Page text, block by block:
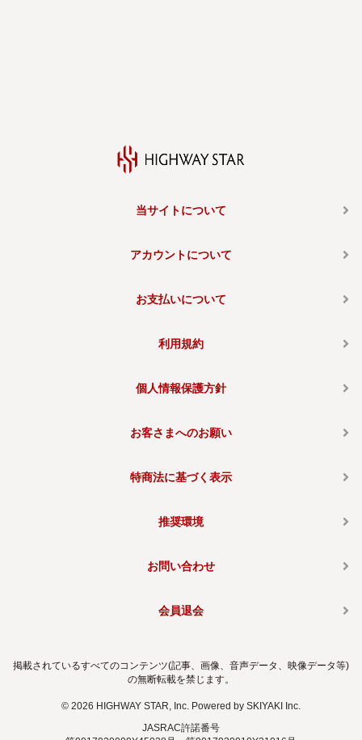
当サイトについて
アカウントについて
お支払いについて
利用規約
個人情報保護方針
お客さまへのお願い
特商法に基づく表示
推奨環境
お問い合わせ
会員退会
掲載されているすべてのコンテンツ(記事、画像、音声データ、映像データ等)
の無断転載を禁じます。
© 2026 HIGHWAY STAR, Inc. Powered by SKIYAKI Inc.
JASRAC許諾番号